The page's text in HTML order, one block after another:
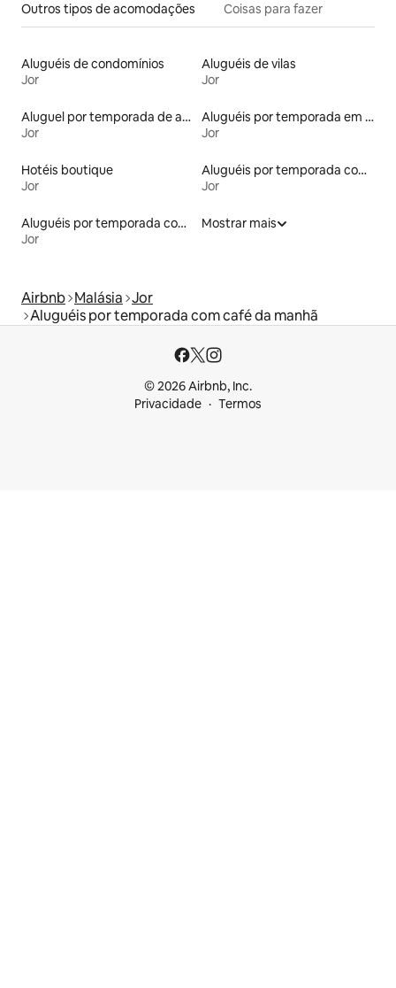
Outros tipos de acomodações Coisas para fazer
Aluguéis de condomínios
Jor
Aluguéis de vilas
Jor
Aluguel por temporada de apart-hotéis
Jor
Aluguéis por temporada em albergue
Jor
Hotéis boutique
Jor
Aluguéis por temporada com sauna
Jor
Aluguéis por temporada com caiaque
Jor
Mostrar mais
Airbnb Malásia Jor
Aluguéis por temporada com café da manhã
© 2026 Airbnb, Inc.
Privacidade
Termos